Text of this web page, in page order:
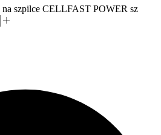
na szpilce CELLFAST POWER sz